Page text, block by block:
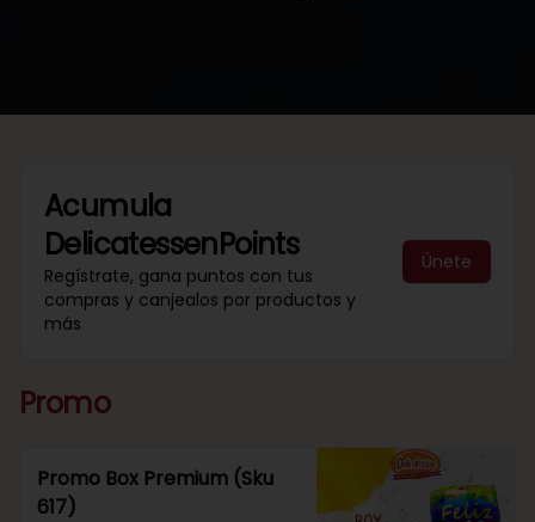
Acumula
DelicatessenPoints
Regístrate, gana puntos con tus
compras y canjealos por productos y
más
Únete
Promo
Promo Box Premium (Sku
617)